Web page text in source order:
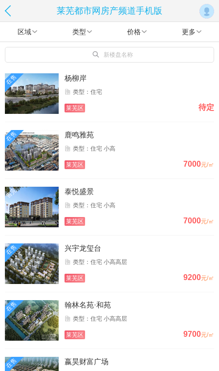
莱芜都市网房产频道手机版
区域 类型 价格 更多
新楼盘名称
在售 杨柳岸
类型：住宅
莱芜区 待定
在售 鹿鸣雅苑
类型：住宅 小高
莱芜区 7000元/㎡
售完 泰悦盛景
类型：住宅 小高
莱芜区 7000元/㎡
在售 兴宇龙玺台
类型：住宅 小高高层
莱芜区 9200元/㎡
在售 翰林名苑·和苑
类型：住宅 小高高层
莱芜区 9700元/㎡
在售 嬴昊财富广场